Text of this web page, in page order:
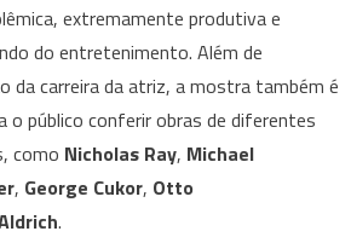
extremamente produtiva e
do entretenimento. Além de
da carreira da atriz, a mostra também é
o público conferir obras de diferentes
como Nicholas Ray, Michael
, George Cukor, Otto
.